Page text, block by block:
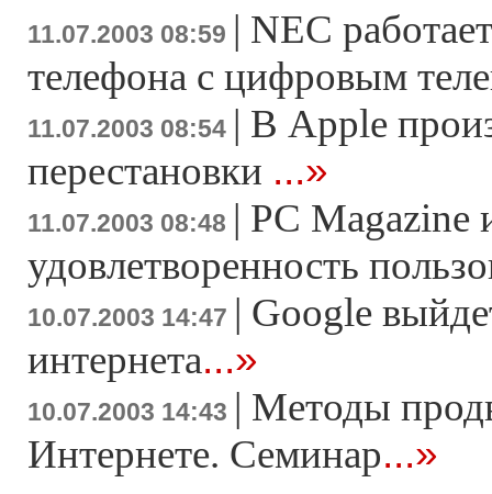
11.07.2003 08:59 | NEC
телефона с цифровым
11.07.2003 08:54 | В Apple
перестановки ...»
11.07.2003 08:48 | PC Magazine
удовлетворенность
10.07.2003 14:47 | Google
интернета...»
10.07.2003 14:43 | Методы
Интернете. Cеминар...»